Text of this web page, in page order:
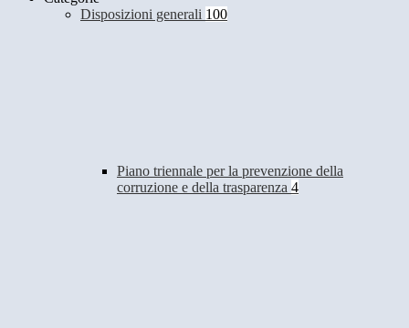
Disposizioni generali 100
Piano triennale per la prevenzione della
corruzione e della trasparenza 4